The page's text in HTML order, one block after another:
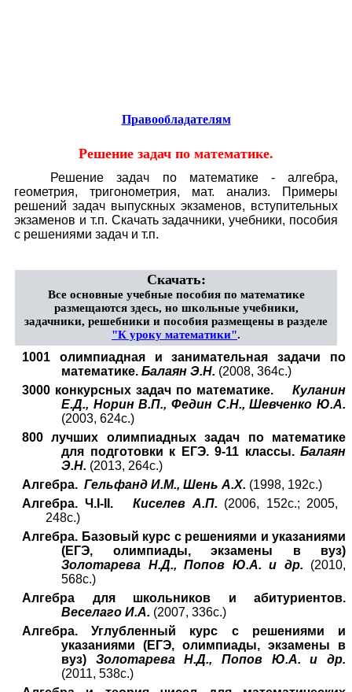
Правообладателям
Решение задач по математике.
Решение задач по математике - алгебра,
геометрия, тригонометрия, мат. анализ. Примеры
решений задач выпускных экзаменов, вступительных
экзаменов и т.п. Скачать задачники, учебники, пособия
с решениями задач и т.п.
Скачать:
Все основные учебные пособия по математике
размещаются здесь, но школьные учебники,
задачники, решебники и пособия размещены в разделе
"К уроку математики".
1001 олимпиадная и занимательная задачи по
математике. Балаян Э.Н. (2008, 364с.)
3000 конкурсных задач по математике.
Куланин
Е.Д., Норин В.П., Федин С.Н., Шевченко Ю.А.
(2003, 624с.)
800 лучших олимпиадных задач по математике
для подготовки к ЕГЭ. 9-11 классы. Балаян
Э.Н. (2013, 264с.)
Алгебра. Гельфанд И.М., Шень А.Х. (1998, 192с.)
Алгебра. Ч.I -II . Киселев А.П. (2006, 152с.; 2005,
248с.)
Алгебра. Базовый курс с решениями и указаниями
(ЕГЭ, олимпиады, экзамены в вуз)
Золотарева Н.Д., Попов Ю.А. и др.
(2010,
568с.)
Алгебра для школьников и абитуриентов.
Веселаго И.А. (2007, 336с.)
Алгебра. Углубленный курс с решениями и
указаниями (ЕГЭ, олимпиады, экзамены в
вуз) Золотарева Н.Д., Попов Ю.А. и др.
(2011, 538с.)